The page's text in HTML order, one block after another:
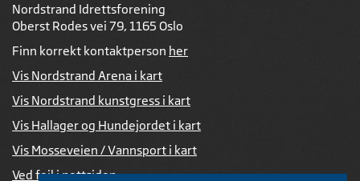
Nordstrand Idrettsforening
Oberst Rodes vei 79, 1165 Oslo
Finn korrekt kontaktperson her
Vis Nordstrand Arena i kart
Vis Nordstrand kunstgress i kart
Vis Hallager og Hundejordet i kart
Vis Mosseveien / Vannsport i kart
Ved feil i nettsiden